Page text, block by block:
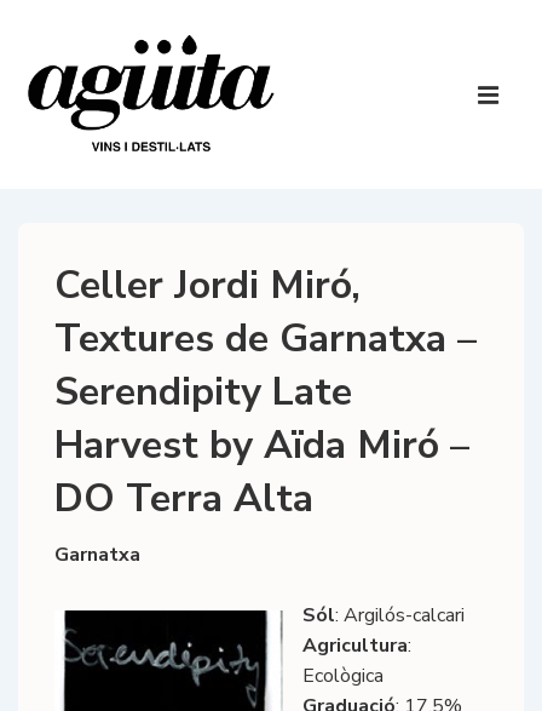
contingut
principal
Celler Jordi Miró,
Textures de Garnatxa –
Serendipity Late
Harvest by Aïda Miró –
DO Terra Alta
Garnatxa
Sól: Argilós-calcari
Agricultura:
Ecològica